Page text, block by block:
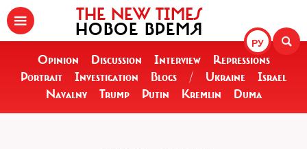
РУ
THE NEW TIMES
НОВОЕ ВРЕМЯ
Opinion Discussion Interview
Repressions
Portrait
Investigation Blogs / Ukraine
Israel
Navalny
Trump Putin Kremlin Duma